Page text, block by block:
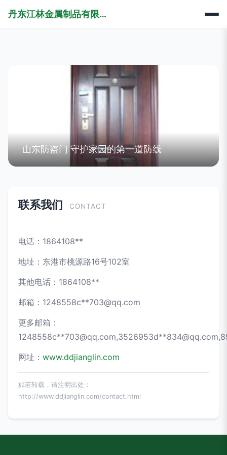
丹东江林金属制品有限责任公司
山东防盗门 守护家园的第一道防线
联系我们 CONTACT
电话：1864108**
地址：东港市桃源路16号102室
其他电话：1864108**
邮箱：1248558c**703@qq.com
更多邮箱：
1248558c**703@qq.com,3526953d**834@qq.com
网址： www.ddjianglin.com
如若转载，请注明出处：
http://www.ddjianglin.com/contact.html